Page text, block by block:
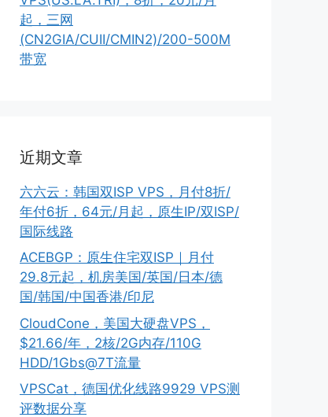
起，三网
(CN2GIA/CUII/CMIN2)/200-500M
带宽
近期文章
六六云：韩国双ISP VPS，月付8折/
年付6折，64元/月起，原生IP/双ISP/
国际线路
ACEBGP：原生住宅双ISP｜月付
29.8元起，机房美国/英国/日本/德
国/韩国/中国香港/印尼
CloudCone，美国大硬盘VPS，
$21.66/年，2核/2G内存/110G
HDD/1Gbs@7T流量
VPSCat，德国优化线路9929 VPS测
评数据分享